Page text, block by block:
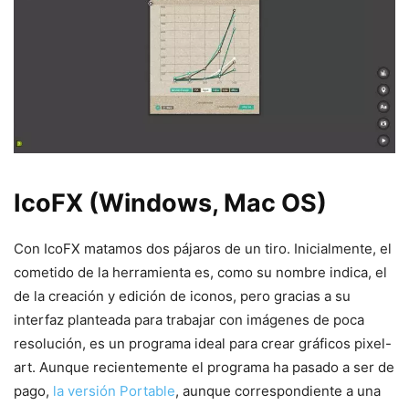
IcoFX (Windows, Mac OS)
Con IcoFX matamos dos pájaros de un tiro. Inicialmente, el
cometido de la herramienta es, como su nombre indica, el
de la creación y edición de iconos, pero gracias a su
interfaz planteada para trabajar con imágenes de poca
resolución, es un programa ideal para crear gráficos pixel-
art. Aunque recientemente el programa ha pasado a ser de
pago, la versión Portable, aunque correspondiente a una